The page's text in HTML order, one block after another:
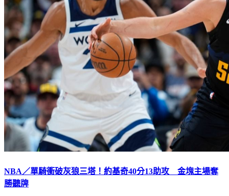
NBA／單騎衝破灰狼三塔！約基奇40分13助攻 金塊主場奪
勝聽牌